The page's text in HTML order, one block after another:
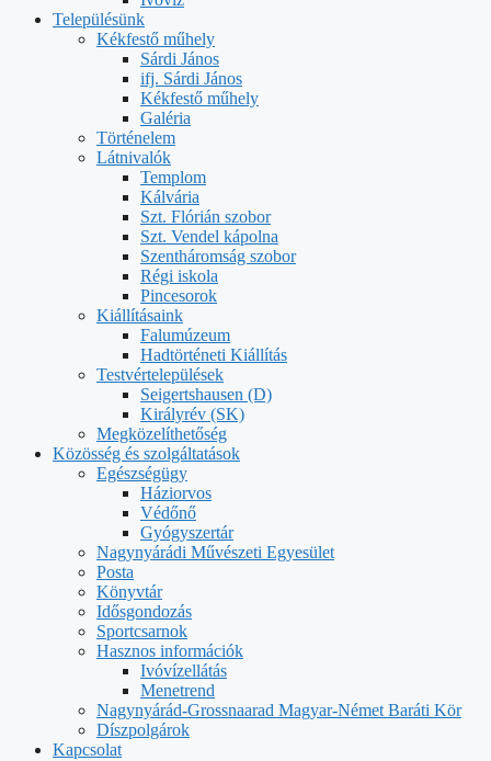
Településünk
Kékfestő műhely
Sárdi János
ifj. Sárdi János
Kékfestő műhely
Galéria
Történelem
Látnivalók
Templom
Kálvária
Szt. Flórián szobor
Szt. Vendel kápolna
Szentháromság szobor
Régi iskola
Pincesorok
Kiállításaink
Falumúzeum
Hadtörténeti Kiállítás
Testvértelepülések
Seigertshausen (D)
Királyrév (SK)
Megközelíthetőség
Közösség és szolgáltatások
Egészségügy
Háziorvos
Védőnő
Gyógyszertár
Nagynyárádi Művészeti Egyesület
Posta
Könyvtár
Idősgondozás
Sportcsarnok
Hasznos információk
Ivóvízellátás
Menetrend
Nagynyárád-Grossnaarad Magyar-Német Baráti Kör
Díszpolgárok
Kapcsolat